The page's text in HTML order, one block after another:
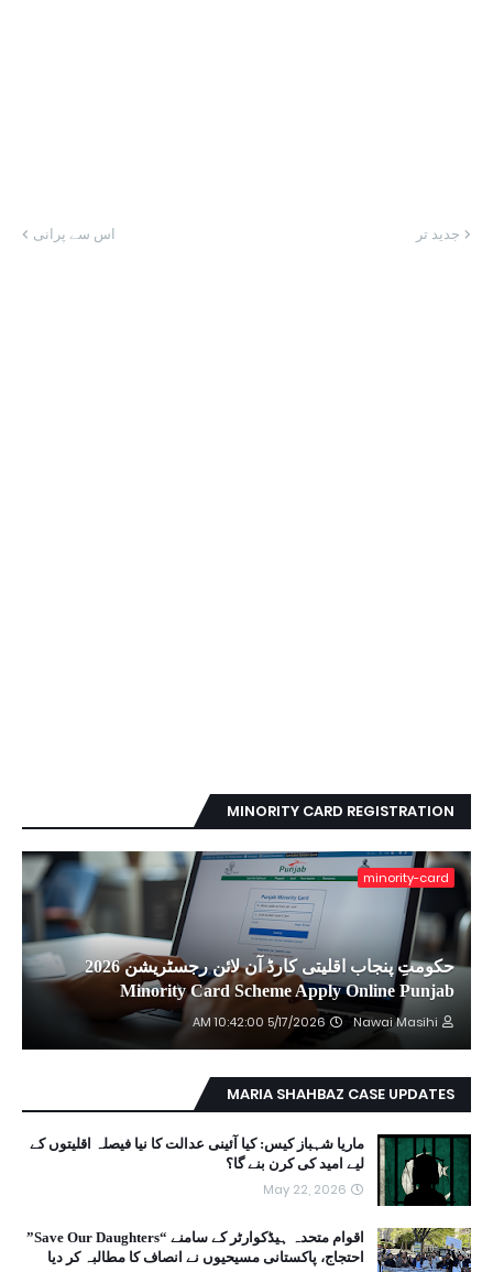
جدید تر اس سے پرانی
MINORITY CARD REGISTRATION
minority-card
حکومتِ پنجاب اقلیتی کارڈ آن لائن رجسٹریشن 2026
Minority Card Scheme Apply Online Punjab
Nawai Masihi
5/17/2026 10:42:00 AM
MARIA SHAHBAZ CASE UPDATES
ماریا شہباز کیس: کیا آئینی عدالت کا نیا فیصلہ اقلیتوں کے
لیے امید کی کرن بنے گا؟
May 22, 2026
اقوام متحدہ ہیڈکوارٹر کے سامنے “Save Our Daughters”
احتجاج، پاکستانی مسیحیوں نے انصاف کا مطالبہ کر دیا